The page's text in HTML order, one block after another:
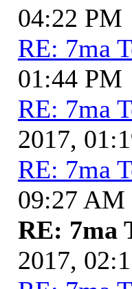
04:22 PM
RE: 7ma
01:44 PM
RE: 7ma
2017,
RE: 7ma
09:27 AM
RE: 7ma
2017,